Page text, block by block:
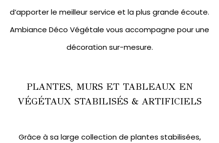
d’apporter le meilleur service et la plus grande écoute.
Ambiance Déco Végétale vous accompagne pour une
décoration sur-mesure.
PLANTES, MURS ET TABLEAUX EN
VÉGÉTAUX STABILISÉS & ARTIFICIELS
Grâce à sa large collection de plantes stabilisées,